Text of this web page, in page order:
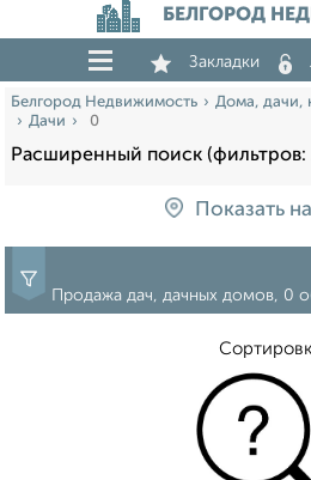
БЕЛГОРОД
Закладки
Белгород Недвижимость Дома, дачи,
Дачи
0
Расширенный поиск (фильтров:
Показать
Продажа дач, дачных домов, 0